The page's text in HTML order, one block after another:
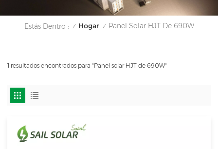
Estás Dentro : / Hogar / Panel Solar HJT De 690W
1 resultados encontrados para "Panel solar HJT de 690W"